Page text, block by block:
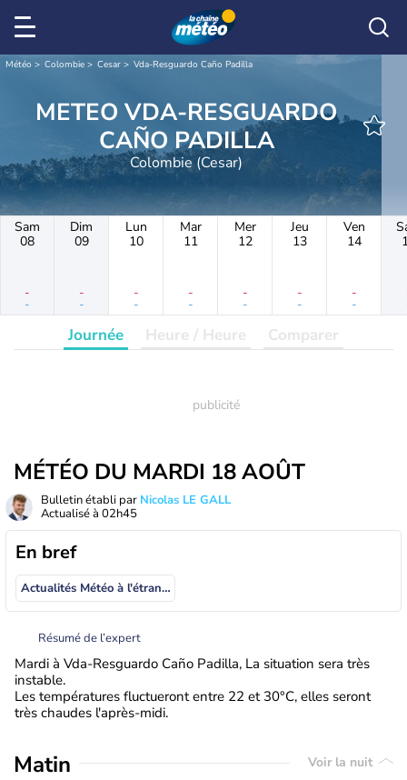
Météo Colombie Cesar Vda-Resguardo Caño Padilla
METEO VDA-RESGUARDO
CAÑO PADILLA
Colombie (Cesar)
Sam
08
-
-
Dim
09
-
-
Lun
10
-
-
Mar
11
-
-
Mer
12
-
-
Jeu
13
-
-
Ven
14
-
-
Journée Heure / Heure Comparer
MÉTÉO DU MARDI 18 AOÛT
Bulletin établi par Nicolas LE GALL
Actualisé à 02h45
En bref
Actualités Météo à l'étranger
Résumé de l’expert
Mardi à Vda-Resguardo Caño Padilla, La situation sera très
instable.
Les températures fluctueront entre 22 et 30°C, elles seront
très chaudes l'après-midi.
Matin Voir la nuit